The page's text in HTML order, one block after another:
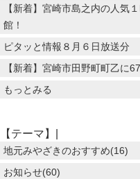
【新着】宮崎市島之内の人気
館！
ピタッと情報８月６日放送分
【新着】宮崎市田野町町乙に
もっとみる
【テーマ】|
地元みやざきのおすすめ(16)
お知らせ(60)